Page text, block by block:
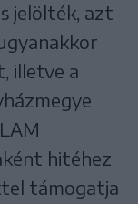
jelölték, azt
illetve a
hitéhez
támogatja